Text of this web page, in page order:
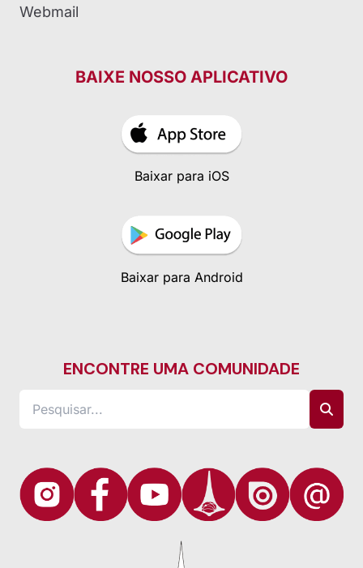
Webmail
BAIXE NOSSO APLICATIVO
Baixar para iOS
Baixar para Android
ENCONTRE UMA COMUNIDADE